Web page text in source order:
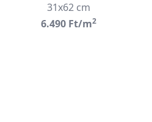
31x62 cm
6.490 Ft/m2